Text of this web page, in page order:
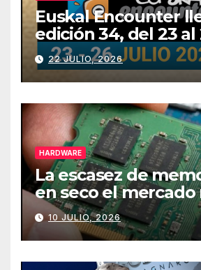
Euskal Encounter
edición 34, del 23 al
julio
22 JULIO, 2026
HARDWARE
La escasez de
en seco el
de PCs
10 JULIO, 2026